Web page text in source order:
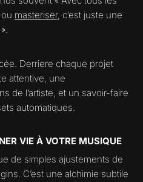
masteriser, c’est juste une
Derriere chaque projet
attentive, une
de l’artiste, et un savoir-faire
automatiques.
VIE À VOTRE MUSIQUE
de simples ajustements de
C’est une alchimie subtile